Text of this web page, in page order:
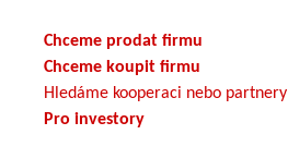
Chceme prodat firmu
Chceme koupit firmu
Hledáme kooperaci nebo partnery
Pro investory